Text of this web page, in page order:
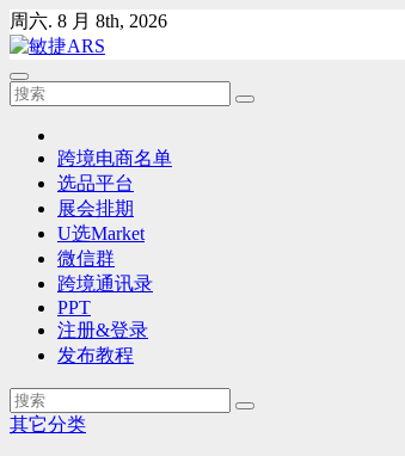
Skip
to
content
周六. 8 月 8th, 2026
跨境电商名单
选品平台
展会排期
U选Market
微信群
跨境通讯录
PPT
注册&登录
发布教程
其它分类